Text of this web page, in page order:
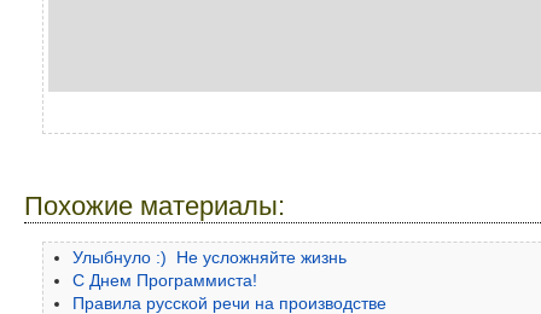
Похожие материалы:
Улыбнуло :) Не усложняйте жизнь
С Днем Программиста!
Правила русской речи на производстве